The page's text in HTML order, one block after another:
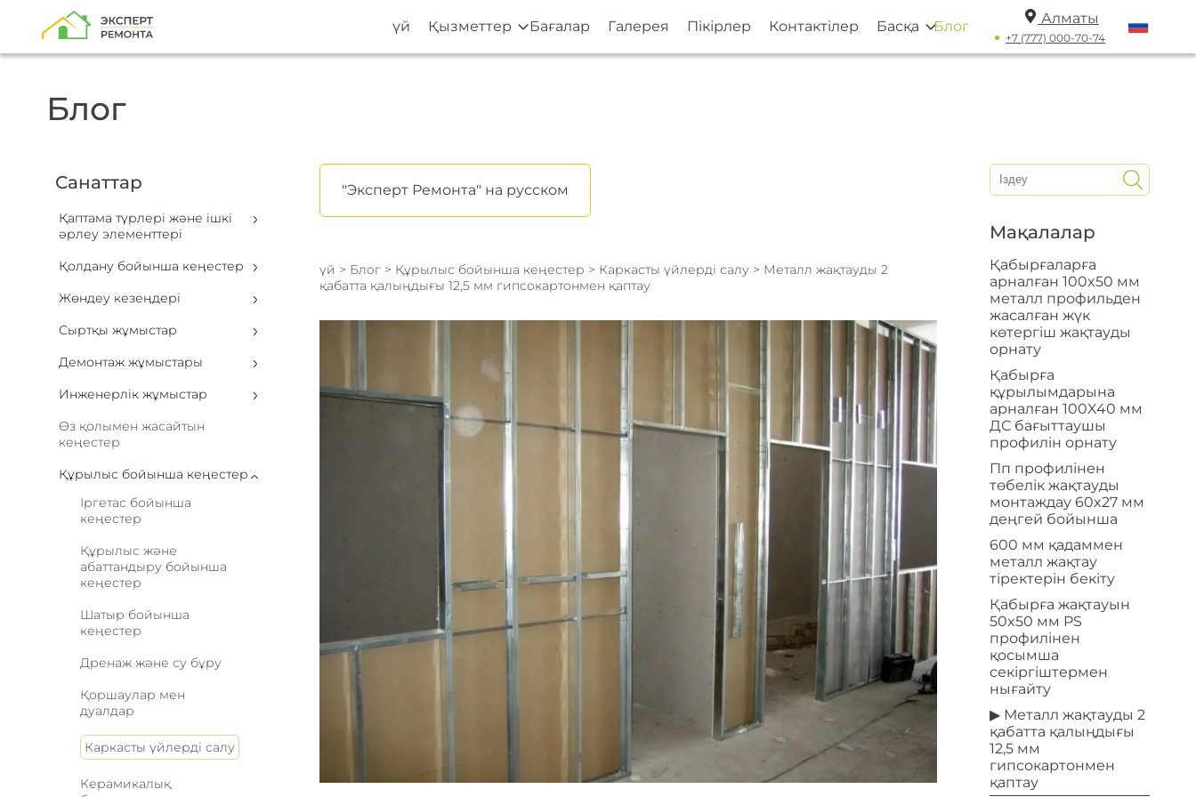
үй Қызметтер Бағалар Галерея Пікірлер Контактілер Басқа Блог Алматы
+7 (777) 000-70-74
Блог
Санаттар
Қаптама түрлері және ішкі
әрлеу элементтері
Қолдану бойынша кеңестер
Жөндеу кезеңдері
Сыртқы жұмыстар
Демонтаж жұмыстары
Инженерлік жұмыстар
Өз қолымен жасайтын
кеңестер
Құрылыс бойынша кеңестер
Іргетас бойынша
кеңестер
Құрылыс және
абаттандыру бойынша
кеңестер
Шатыр бойынша
кеңестер
Дренаж және су бұру
Қоршаулар мен
дуалдар
Каркасты үйлерді салу
Керамикалық
"Эксперт Ремонта" на русском
үй > Блог> Құрылыс бойынша кеңестер > Каркасты үйлерді салу > Металл жақтауды 2
қабатта қалыңдығы 12,5 мм гипсокартонмен қаптау
Мақалалар
Қабырғаларға
арналған 100x50 мм
металл профильден
жасалған жүк
көтергіш жақтауды
орнату
Қабырға
құрылымдарына
арналған 100X40 мм
ДС бағыттаушы
профилін орнату
Пп профилінен
төбелік жақтауды
монтаждау 60x27 мм
деңгей бойынша
600 мм қадаммен
металл жақтау
тіректерін бекіту
Қабырға жақтауын
50x50 мм PS
профилінен
қосымша
секіргіштермен
нығайту
▶ Металл жақтауды 2
қабатта қалыңдығы
12,5 мм
гипсокартонмен
қаптау